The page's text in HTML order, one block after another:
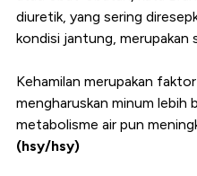
diuretik, yang sering
kondisi jantung, merupakan
Kehamilan merupakan
mengharuskan minum lebih
metabolisme air pun
(hsy/hsy)